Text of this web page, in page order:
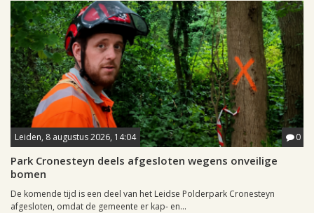
Leiden, 8 augustus 2026, 14:04 0
Park Cronesteyn deels afgesloten wegens onveilige
bomen
De komende tijd is een deel van het Leidse Polderpark Cronesteyn
afgesloten, omdat de gemeente er kap- en...